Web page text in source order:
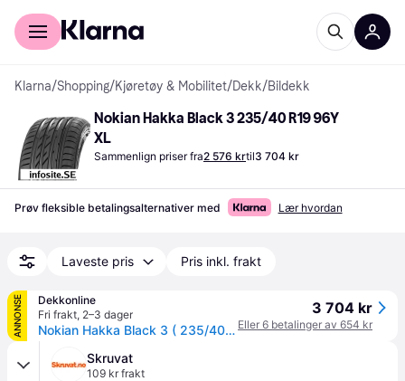
For kunder
Klarna/Shopping/Kjøretøy & Mobilitet/Dekk/Bildekk
Nokian Hakka Black 3 235/40 R19 96Y
XL
Sammenlign priser fra2 576 krtil3 704 kr
Prøv fleksible betalingsalternativer med Lær hvordan
Laveste pris Pris inkl. frakt
ANNONSE
Dekkonline
Fri frakt, 2–3 dager
Nokian Hakka Black 3 ( 235/40 R19 96Y XL med felgbeskyttelse (MFS) )
3 704 kr
Eller 6 betalinger av 654 kr
Skruvat
109 kr frakt